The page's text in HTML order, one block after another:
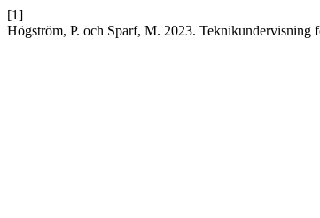
[1]
Högström, P. och Sparf, M. 2023. Teknikundervisning